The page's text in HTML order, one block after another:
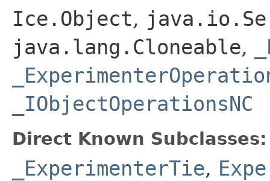
Ice.Object,
java.lang.Cloneable,
_IObjectOperationsNC
Direct Known Subclasses:
_ExperimenterTie,